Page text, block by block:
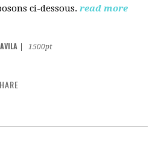
ci-dessous. read more
1500pt